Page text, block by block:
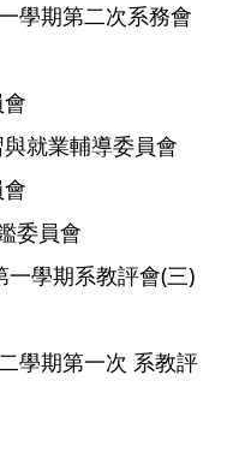
學期第二次系務會
就業輔導委員會
委員會
一學期系教評會(三)
學期第一次 系教評